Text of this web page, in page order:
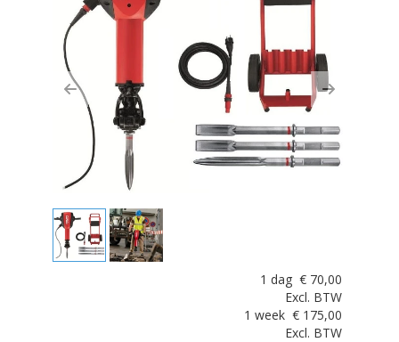
Previous Next
1 dag € 70,00
Excl. BTW
1 week € 175,00
Excl. BTW